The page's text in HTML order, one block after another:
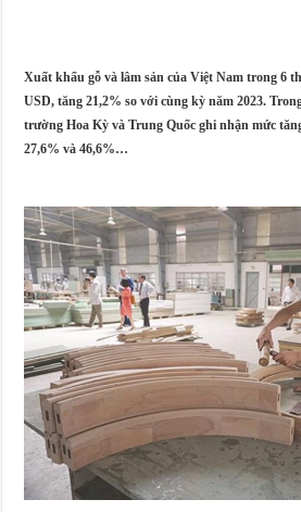
Xuất khẩu gỗ và lâm sản của Việt Nam trong 6
USD, tăng 21,2% so với cùng kỳ năm 2023.
trường Hoa Kỳ và Trung Quốc ghi nhận mức
27,6% và 46,6%…